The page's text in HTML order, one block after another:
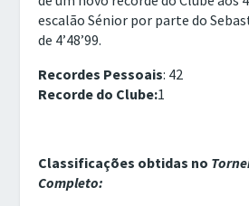
escalão Sénior por parte do
de 4’48’99.
Recordes Pessoais: 42
Recorde do Clube:1
Classificações obtidas no
Completo: